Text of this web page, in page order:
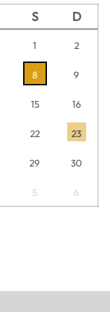
S D
1 2
8 9
15 16
22 23
29 30
5 6